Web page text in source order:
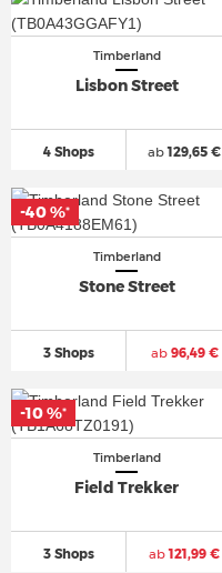
Timberland
Lisbon Street
4 Shops ab129,65 €
Timberland
Stone Street
3 Shops ab96,49 €
-40 %*
Timberland
Field Trekker
3 Shops ab121,99 €
-10 %*